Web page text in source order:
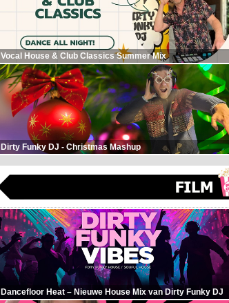
Vocal House & Club Classics Summer Mix
Dirty Funky DJ - Christmas Mashup
Dancefloor Heat – Nieuwe House Mix van Dirty Funky DJ